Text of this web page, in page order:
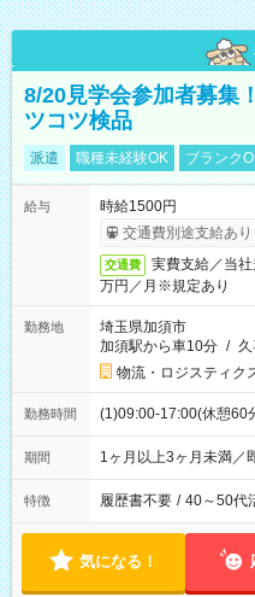
8/20見学会参加者募集
ツコツ検品
派遣 職種未経験OK ブランク
給与
時給1500円
交通費別途支給あり
交通費
実費支給／当
万円／月※規定あり
勤務地
埼玉県加須市
加須駅から車10分 /
物流・ロジスティク
勤務時間 (1)09:00-17:00(休憩60
期間 1ヶ月以上3ヶ月未満／
特徴 履歴書不要 / 40～50代
気になる！